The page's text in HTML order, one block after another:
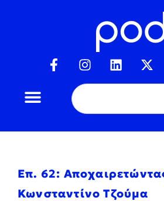
Επ. 62:
Κωνσταντίνο Τζούμα